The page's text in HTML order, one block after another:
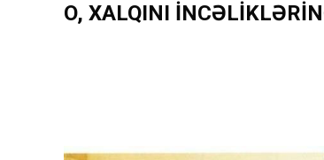
O, XALQINI